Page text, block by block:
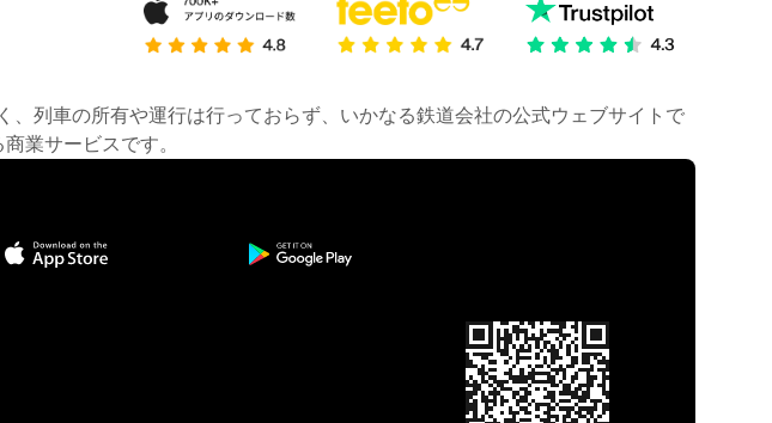
列車の所有や運行は行っておらず、いかなる鉄道会社の公式ウェブサイトで
業サービスです。